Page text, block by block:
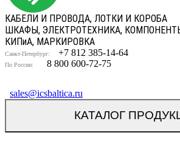
КАБЕЛИ И ПРОВОДА, ЛОТКИ И КОРОБА
ШКАФЫ, ЭЛЕКТРОТЕХНИКА,
КИПиА, МАРКИРОВКА
Санкт-Петербург: +7 812 385-14-64
По России: 8 800 600-72-75
sales@icsbaltica.ru
КАТАЛОГ